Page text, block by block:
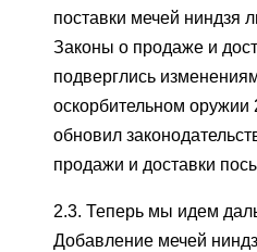
поставки мечей ниндзя
Законы о продаже и
подверглись
оскорбительном оружии
обновил
продажи и доставки
2.3. Теперь мы идем
Добавление мечей